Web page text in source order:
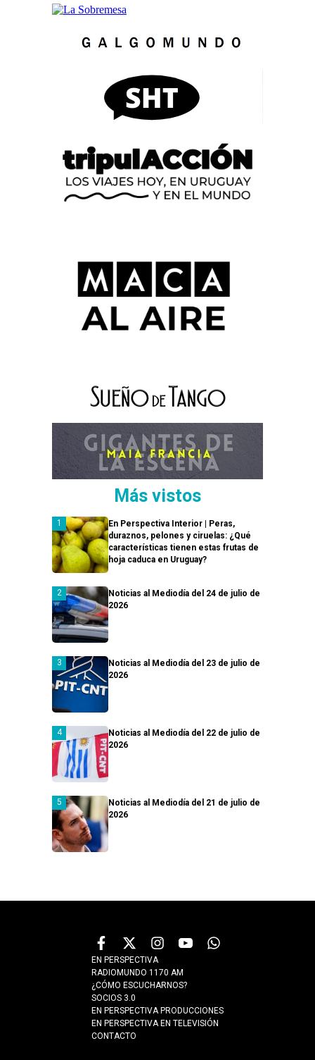
Más vistos
En Perspectiva Interior | Peras,
duraznos, pelones y ciruelas: ¿Qué
características tienen estas frutas de
hoja caduca en Uruguay?
Noticias al Mediodía del 24 de julio de
2026
Noticias al Mediodía del 23 de julio de
2026
Noticias al Mediodía del 22 de julio de
2026
Noticias al Mediodía del 21 de julio de
2026
EN PERSPECTIVA
RADIOMUNDO 1170 AM
¿CÓMO ESCUCHARNOS?
SOCIOS 3.0
EN PERSPECTIVA PRODUCCIONES
EN PERSPECTIVA EN TELEVISIÓN
CONTACTO